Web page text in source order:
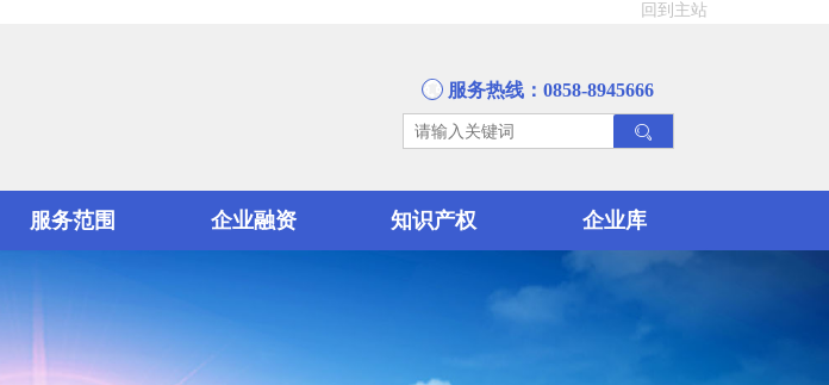
回到主站
服务热线：0858-8945666
服务范围 企业融资 知识产权 企业库